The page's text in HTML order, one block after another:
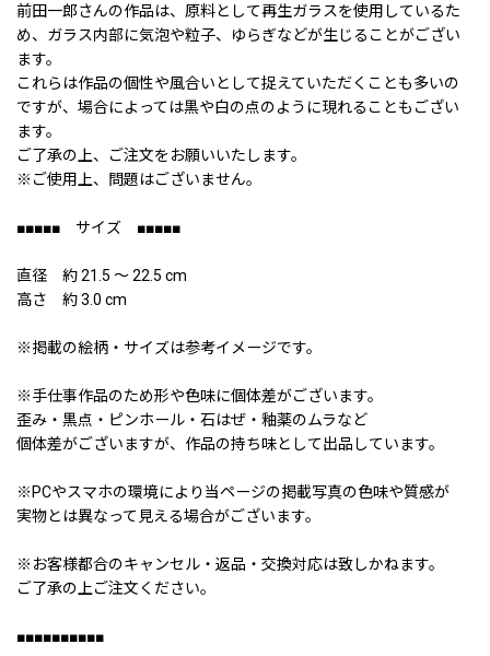
前田一郎さんの作品は、原料として再生ガラスを使用しているた
め、ガラス内部に気泡や粒子、ゆらぎなどが生じることがござい
ます。
これらは作品の個性や風合いとして捉えていただくことも多いの
ですが、場合によっては黒や白の点のように現れることもござい
ます。
ご了承の上、ご注文をお願いいたします。
※ご使用上、問題はございません。
■■■■■ サイズ ■■■■■
直径 約 21.5 〜 22.5 cm
高さ 約 3.0 cm
※掲載の絵柄・サイズは参考イメージです。
※手仕事作品のため形や色味に個体差がございます。
歪み・黒点・ピンホール・石はぜ・釉薬のムラなど
個体差がございますが、作品の持ち味として出品しています。
※PCやスマホの環境により当ページの掲載写真の色味や質感が
実物とは異なって見える場合がございます。
※お客様都合のキャンセル・返品・交換対応は致しかねます。
ご了承の上ご注文ください。
■■■■■■■■■■